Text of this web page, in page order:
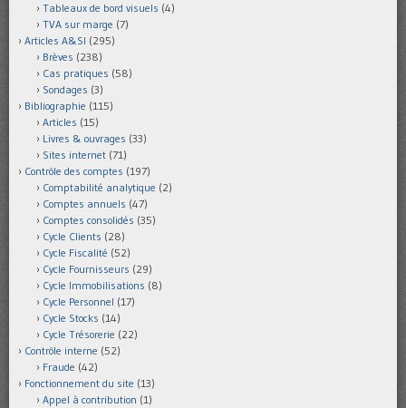
Tableaux de bord visuels (4)
TVA sur marge (7)
Articles A&SI (295)
Brèves (238)
Cas pratiques (58)
Sondages (3)
Bibliographie (115)
Articles (15)
Livres & ouvrages (33)
Sites internet (71)
Contrôle des comptes (197)
Comptabilité analytique (2)
Comptes annuels (47)
Comptes consolidés (35)
Cycle Clients (28)
Cycle Fiscalité (52)
Cycle Fournisseurs (29)
Cycle Immobilisations (8)
Cycle Personnel (17)
Cycle Stocks (14)
Cycle Trésorerie (22)
Contrôle interne (52)
Fraude (42)
Fonctionnement du site (13)
Appel à contribution (1)